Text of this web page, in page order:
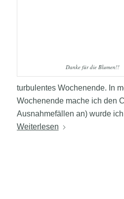
Danke für die Blumen!!
turbulentes Wochenende. In
Wochenende mache ich den
Ausnahmefällen an) wurde
Weiterlesen